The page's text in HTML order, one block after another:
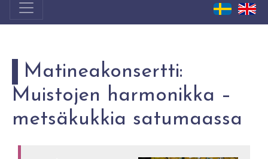
Matineakonsertti:
Muistojen harmonikka –
metsäkukkia satumaassa